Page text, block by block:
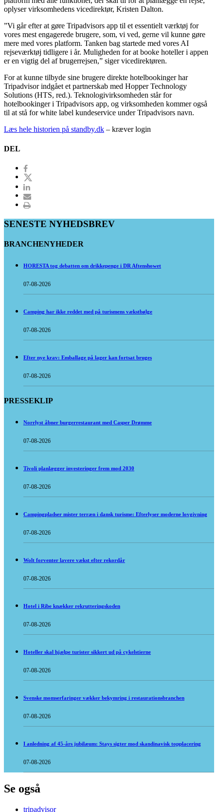
oplyser virksomhedens vicedirektør, Kristen Dalton.
”Vi går efter at gøre Tripadvisors app til et essentielt værktøj for
vores mest engagerede brugere, som, vi ved, gerne vil kunne gøre
mere med vores platform. Tanken bag startede med vores AI
rejseværktøj tidligere i år. Muligheden for at booke hoteller i appen
er en vigtig del af brugerrejsen,” siger vicedirektøren.
For at kunne tilbyde sine brugere direkte hotelbookinger har
Tripadvisor indgået et partnerskab med Hopper Technology
Solutions (HTS, red.). Teknologivirksomheden står for
hotelbookinger i Tripadvisors app, og virksomheden kommer også
til at stå for white label kundeservice under Tripadvisors navn.
Læs hele historien på standby.dk – kræver login
DEL
SENESTE NYHEDSBREV
BRANCHENYHEDER
HORESTA tog debatten om drikkepenge i DR Aftenshowet
07-08-2026
Camping har ikke reddet med på turismens vækstbølge
07-08-2026
Efter nye krav: Emballage på lager kan fortsat bruges
07-08-2026
PRESSEKLIP
Norrlyst åbner burgerrestaurant med Casper Drømme
07-08-2026
Tivoli planlægger investeringer frem mod 2030
07-08-2026
Campingpladser mister terræn i dansk turisme: Efterlyser moderne lovgivning
07-08-2026
Wolt forventer lavere vækst efter rekordår
07-08-2026
Hotel i Ribe knækker rekrutteringskoden
07-08-2026
Hoteller skal hjælpe turister sikkert ud på cykelstierne
07-08-2026
Svenske momserfaringer vækker bekymring i restaurationsbranchen
07-08-2026
I anledning af 45-års jubilæum: Stays sigter mod skandinavisk topplacering
07-08-2026
Se også
tripadvisor